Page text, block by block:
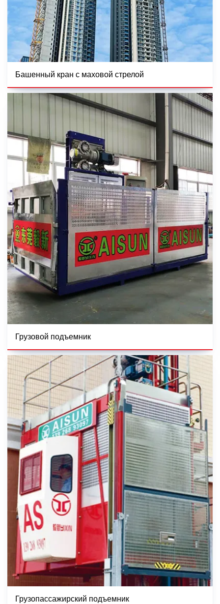
Башенный кран с маховой стрелой
Грузовой подъемник
Грузопассажирский подъемник